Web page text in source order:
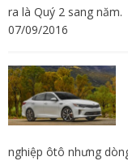
ra là Quý 2 sang năm.
07/09/2016
nghiệp ôtô nhưng